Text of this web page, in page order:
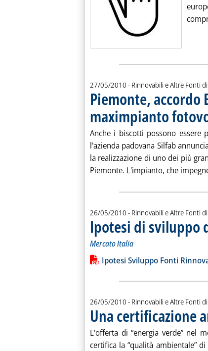
27/05/2010 - Rinnovabili e Altre Fonti
Piemonte, accordo
maximpianto
Anche i biscotti possono essere
l'azienda padovana Silfab
la realizzazione di uno dei più
Piemonte. L'impianto, che
26/05/2010 - Rinnovabili e Altre Fonti
Ipotesi di sviluppo
Mercato Italia
Leggi tutta la notizia: 'Ipotesi di
Lista allegati PDF alla
Ipotesi Sviluppo Fonti
26/05/2010 - Rinnovabili e Altre Fonti
Una certificazione
L'offerta di “energia verde” nel
certifica la “qualità ambientale”